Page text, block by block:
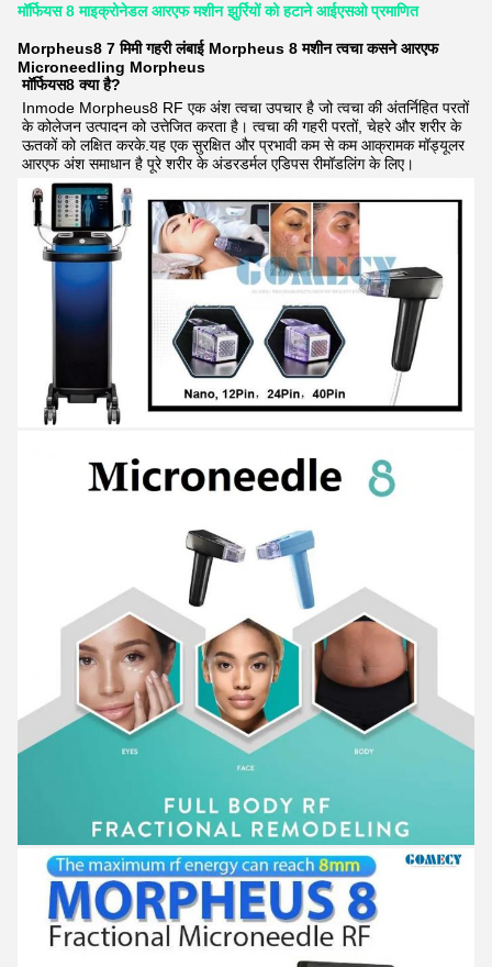
मॉर्फियस 8 माइक्रोनेडल आरएफ मशीन झुर्रियों को हटाने आईएसओ प्रमाणित
Morpheus8 7 मिमी गहरी लंबाई Morpheus 8 मशीन त्वचा कसने आरएफ
Microneedling Morpheus
मॉर्फियस8 क्या है?
Inmode Morpheus8 RF एक अंश त्वचा उपचार है जो त्वचा की अंतर्निहित परतों
के कोलेजन उत्पादन को उत्तेजित करता है। त्वचा की गहरी परतों, चेहरे और शरीर के
ऊतकों को लक्षित करके.यह एक सुरक्षित और प्रभावी कम से कम आक्रामक मॉड्यूलर
आरएफ अंश समाधान है पूरे शरीर के अंडरडर्मल एडिपस रीमॉडलिंग के लिए।